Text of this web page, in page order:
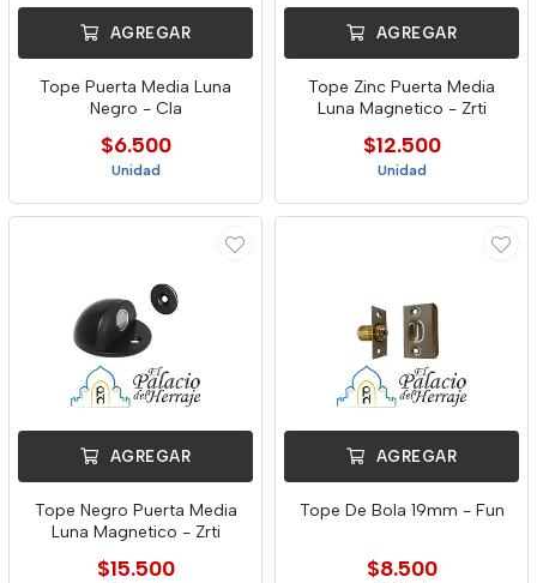
AGREGAR
Tope Puerta Media Luna
Negro - Cla
$6.500
Unidad
AGREGAR
Tope Zinc Puerta Media
Luna Magnetico - Zrti
$12.500
Unidad
AGREGAR
Tope Negro Puerta Media
Luna Magnetico - Zrti
$15.500
AGREGAR
Tope De Bola 19mm - Fun
$8.500